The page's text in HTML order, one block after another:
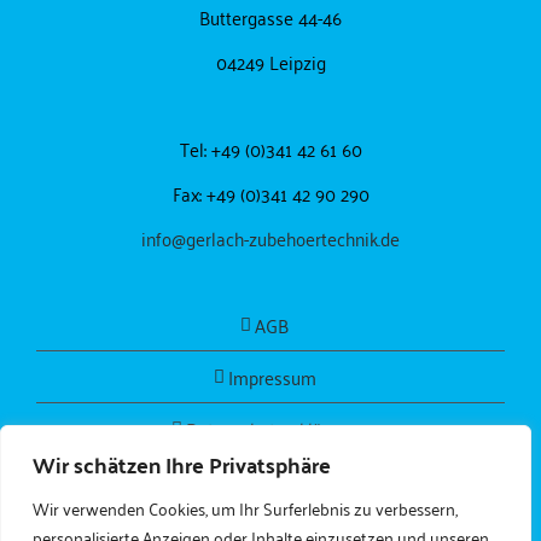
Wir schätzen Ihre Privatsphäre
Wir verwenden Cookies, um Ihr Surferlebnis zu verbessern,
Buttergasse 44-46
04249 Leipzig
Tel: +49 (0)341 42 61 60
Fax: +49 (0)341 42 90 290
info@gerlach-zubehoertechnik.de
AGB
Impressum
Datenschutzerklärung